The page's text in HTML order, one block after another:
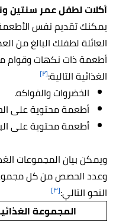
أكلات لطفل عمر سنتين
يمكنك تقديم نفس
العائلة لطفلك البالغ من
أطعمة ذات نكهات وقوام
الغذائية التالية:[٢]
الخضروات والفواكه.
أطعمة محتوية على
أطعمة محتوية على
ويمكن بيان المجموعات
وعدد الحصص من كل
النحو التالي:[٣]
المجموعة